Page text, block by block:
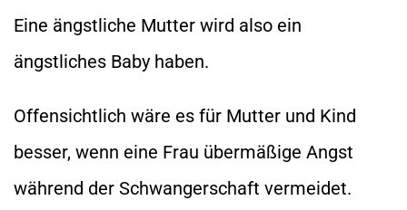
Eine ängstliche Mutter wird also ein
ängstliches Baby haben.
Offensichtlich wäre es für Mutter und Kind
besser, wenn eine Frau übermäßige Angst
während der Schwangerschaft vermeidet.